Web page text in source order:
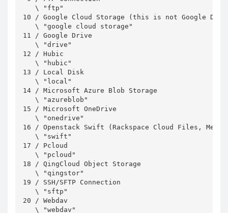
   \ "ftp"
10 / Google Cloud Storage (this is not Google
   \ "google cloud storage"
11 / Google Drive
   \ "drive"
12 / Hubic
   \ "hubic"
13 / Local Disk
   \ "local"
14 / Microsoft Azure Blob Storage
   \ "azureblob"
15 / Microsoft OneDrive
   \ "onedrive"
16 / Openstack Swift (Rackspace Cloud Files,
   \ "swift"
17 / Pcloud
   \ "pcloud"
18 / QingCloud Object Storage
   \ "qingstor"
19 / SSH/SFTP Connection
   \ "sftp"
20 / Webdav
   \ "webdav"